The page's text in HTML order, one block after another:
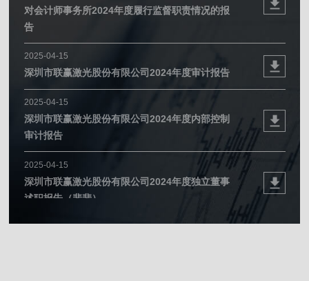
对会计师事务所2024年度履行监督职责情况的报
告
2025-04-15
深圳市联赢激光股份有限公司2024年度审计报告
2025-04-15
深圳市联赢激光股份有限公司2024年度内部控制
审计报告
2025-04-15
深圳市联赢激光股份有限公司2024年度独立董事
述职报告（裴斐）